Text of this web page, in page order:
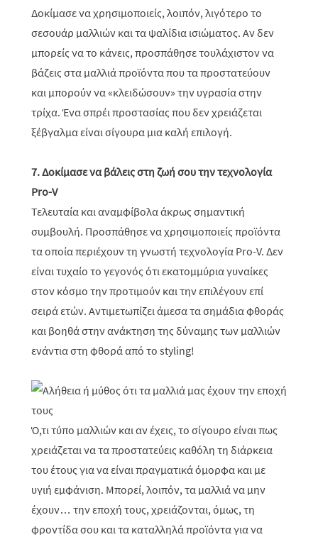
Δοκίμασε να χρησιμοποιείς, λοιπόν, λιγότερο το
σεσουάρ μαλλιών και τα ψαλίδια ισιώματος. Αν δεν
μπορείς να το κάνεις, προσπάθησε τουλάχιστον να
βάζεις στα μαλλιά προϊόντα που τα προστατεύουν
και μπορούν να «κλειδώσουν» την υγρασία στην
τρίχα. Ένα σπρέι προστασίας που δεν χρειάζεται
ξέβγαλμα είναι σίγουρα μια καλή επιλογή.
7. Δοκίμασε να βάλεις στη ζωή σου την τεχνολογία
Pro-V
Τελευταία και αναμφίβολα άκρως σημαντική
συμβουλή. Προσπάθησε να χρησιμοποιείς προϊόντα
τα οποία περιέχουν τη γνωστή τεχνολογία Pro-V. Δεν
είναι τυχαίο το γεγονός ότι εκατομμύρια γυναίκες
στον κόσμο την προτιμούν και την επιλέγουν επί
σειρά ετών. Αντιμετωπίζει άμεσα τα σημάδια φθοράς
και βοηθά στην ανάκτηση της δύναμης των μαλλιών
ενάντια στη φθορά από το styling!
Ό,τι τύπο μαλλιών και αν έχεις, το σίγουρο είναι πως
χρειάζεται να τα προστατεύεις καθόλη τη διάρκεια
του έτους για να είναι πραγματικά όμορφα και με
υγιή εμφάνιση. Μπορεί, λοιπόν, τα μαλλιά να μην
έχουν… την εποχή τους, χρειάζονται, όμως, τη
φροντίδα σου και τα καταλληλά προϊόντα για να